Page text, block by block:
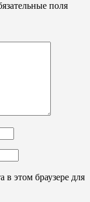
поля
в этом браузере для